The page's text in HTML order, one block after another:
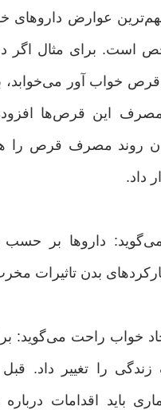
عوارض داروهای
است. برای مثال اگر در
خواب آور می‌خوابد،
مصرف این قرص‌ها
روند مصرف قرص را
داد.
می‌گوید: داروها بر
بدن تاثیرات
خواب راحت می‌گوید:
را تغییر داد. قبل
باید اقدامات درباره